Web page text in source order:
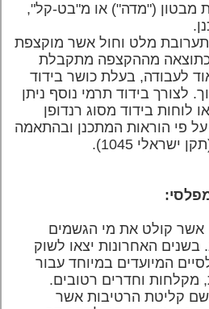
מבטון ("מדה") או מ"בט-קל",
מלט וחול אשר מוקצפת
מההקצפה מתקבלת
לעבודה, בעלת כושר בידוד
לצורך בידוד תרמי נוסף ניתן
לוחות בידוד מסוג רנדופן
פי הוראות המתכנן ובהתאמה
1045).
אשר קולט את מי הגשמים
בשנים האחרונות יצאו לשוק
המיועדים במיוחד עבור
מקלחות וחדרים רטובים.
קליטת הרטיבות אשר